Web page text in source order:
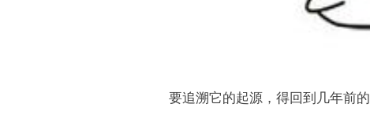
要追溯它的起源，得回到几年前的